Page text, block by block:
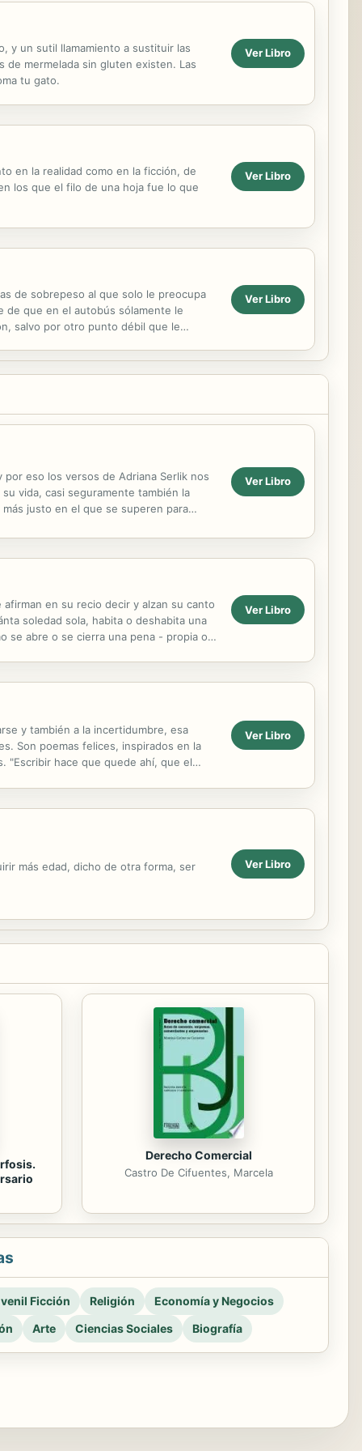
y un sutil llamamiento a sustituir las
de mermelada sin gluten existen. Las
tu gato.
Ver Libro
en la realidad como en la ficción, de
los que el filo de una hoja fue lo que
Ver Libro
de sobrepeso al que solo le preocupa
de que en el autobús sólamente le
salvo por otro punto débil que le
Ver Libro
eso los versos de Adriana Serlik nos
vida, casi seguramente también la
justo en el que se superen para
Ver Libro
en su recio decir y alzan su canto
soledad sola, habita o deshabita una
se abre o se cierra una pena - propia o
Ver Libro
y también a la incertidumbre, esa
Son poemas felices, inspirados en la
"Escribir hace que quede ahí, que el
Ver Libro
más edad, dicho de otra forma, ser Ver Libro
Derecho Comercial
Castro De Cifuentes, Marcela
Ficción Religión
Economía y Negocios
Arte Ciencias Sociales Biografía